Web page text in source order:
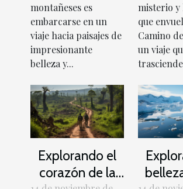
montañeses es
embarcarse en un
viaje hacia paisajes de
impresionante
belleza y...
misterio y
que
Camino
un viaje
Explorando el
corazón de la